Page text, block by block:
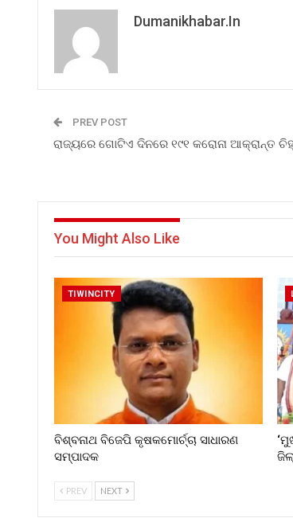
Dumanikhabar.in
PREV POST
ରାଜ୍ୟରେ ଗୋଟିଏ ଦିନରେ ୧୯୧ କରୋନା ଆକ୍ରାନ୍ତ
You Might Also Like
TIWINCITY
ବିଶ୍ବନାଥ ବିଜେପି କୃଷକମୋର୍ଚ୍ଚା ସାଧାରଣ
ସମ୍ପାଦକ
PREV NEXT